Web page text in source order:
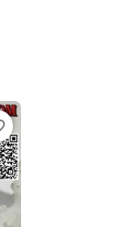
al carrello